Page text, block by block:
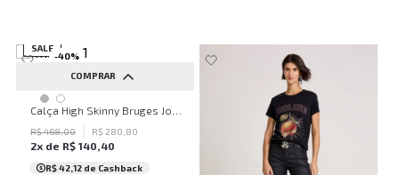
SALE
-40%
COMPRAR
32 34 36 38
40
42
46 48
...
R$468,00 R$ 280 80
2x de R$ 140 40
R$ 42,12 de Cashback